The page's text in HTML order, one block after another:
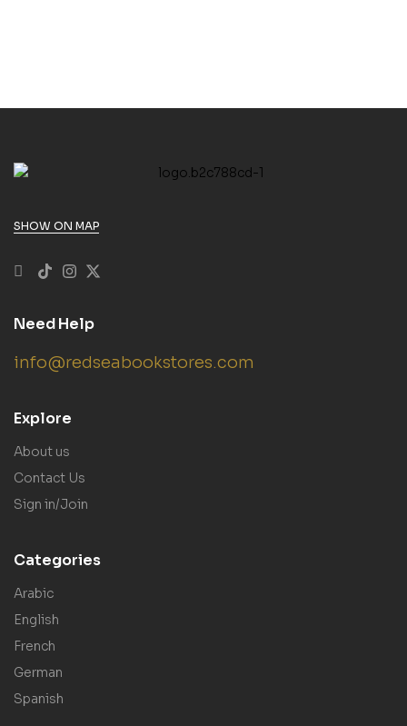
SHOW ON MAP
Need Help
info@redseabookstores.com
Explore
About us
Contact Us
Sign in/Join
Categories
Arabic
English
French
German
Spanish